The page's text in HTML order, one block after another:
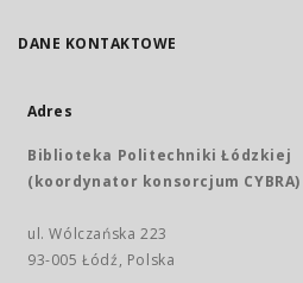
DANE KONTAKTOWE
Adres
Biblioteka Politechniki Łódzkiej
(koordynator konsorcjum CYBRA)
ul. Wólczańska 223
93-005 Łódź, Polska